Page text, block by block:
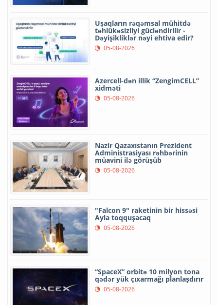
Uşaqların rəqəmsal mühitdə
təhlükəsizliyi gücləndirilir -
Dəyişikliklər nəyi ehtiva edir?
05-08-2026
Azercell-dən illik “ZengimCELL”
xidməti
05-08-2026
Nazir Qazaxıstanın Prezident
Administrasiyası rəhbərinin
müavini ilə görüşüb
05-08-2026
"Falcon 9" raketinin bir hissəsi
Ayla toqquşacaq
05-08-2026
“SpaceX” orbitə 10 milyon tona
qədər yük çıxarmağı planlaşdırır
05-08-2026